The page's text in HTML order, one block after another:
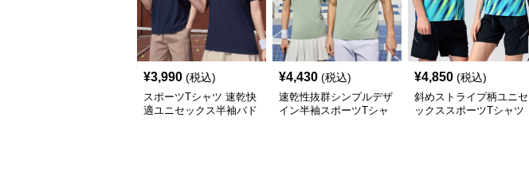
¥3,990 (税込)
スポーツTシャツ 速乾快
適ユニセックス半袖バド
¥4,430 (税込)
速乾性抜群シンプルデザ
イン半袖スポーツTシャ
¥4,850 (税込)
斜めストライプ柄ユニセ
ックススポーツTシャツ